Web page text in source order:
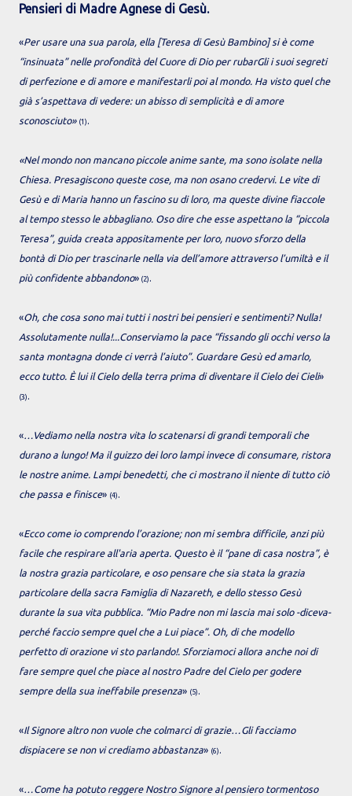
Pensieri di Madre Agnese di Gesù.
«Per usare una sua parola, ella [Teresa di Gesù Bambino] si è come
“insinuata” nelle profondità del Cuore di Dio per rubarGli i suoi segreti
di perfezione e di amore e manifestarli poi al mondo. Ha visto quel che
già s’aspettava di vedere: un abisso di semplicità e di amore
sconosciuto» (1) .
«Nel mondo non mancano piccole anime sante, ma sono isolate nella
Chiesa. Presagiscono queste cose, ma non osano credervi. Le vite di
Gesù e di Maria hanno un fascino su di loro, ma queste divine fiaccole
al tempo stesso le abbagliano. Oso dire che esse aspettano la “piccola
Teresa”, guida creata appositamente per loro, nuovo sforzo della
bontà di Dio per trascinarle nella via dell’amore attraverso l’umiltà e il
più confidente abbandono» (2) .
«Oh, che cosa sono mai tutti i nostri bei pensieri e sentimenti? Nulla!
Assolutamente nulla!...Conserviamo la pace “fissando gli occhi verso la
santa montagna donde ci verrà l’aiuto”. Guardare Gesù ed amarlo,
ecco tutto. È lui il Cielo della terra prima di diventare il Cielo dei Cieli»
(3) .
«…Vediamo nella nostra vita lo scatenarsi di grandi temporali che
durano a lungo! Ma il guizzo dei loro lampi invece di consumare, ristora
le nostre anime. Lampi benedetti, che ci mostrano il niente di tutto ciò
che passa e finisce» (4) .
«Ecco come io comprendo l’orazione; non mi sembra difficile, anzi più
facile che respirare all'aria aperta. Questo è il “pane di casa nostra”, è
la nostra grazia particolare, e oso pensare che sia stata la grazia
particolare della sacra Famiglia di Nazareth, e dello stesso Gesù
durante la sua vita pubblica. “Mio Padre non mi lascia mai solo -diceva-
perché faccio sempre quel che a Lui piace”. Oh, di che modello
perfetto di orazione vi sto parlando!. Sforziamoci allora anche noi di
fare sempre quel che piace al nostro Padre del Cielo per godere
sempre della sua ineffabile presenza» (5) .
«Il Signore altro non vuole che colmarci di grazie…Gli facciamo
dispiacere se non vi crediamo abbastanza» (6) .
«…Come ha potuto reggere Nostro Signore al pensiero tormentoso